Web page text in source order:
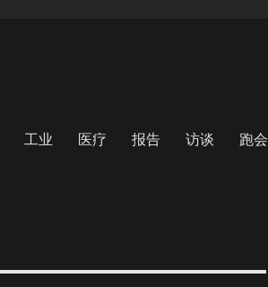
工业 医疗 报告 访谈 跑会